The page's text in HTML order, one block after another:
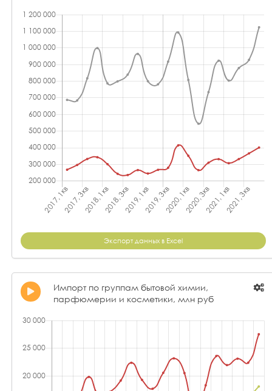
Экспорт данных в Excel
Импорт по группам бытовой химии,
парфюмерии и косметики, млн руб